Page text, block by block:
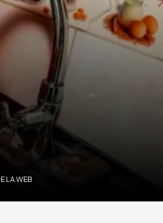
LA WEB